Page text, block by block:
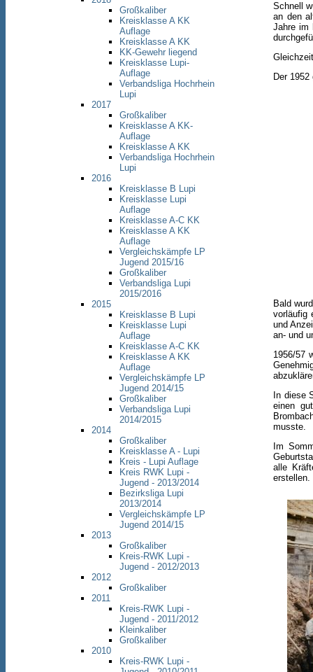
Großkaliber
Kreisklasse A KK
Auflage
Kreisklasse A KK
KK-Gewehr liegend
Kreisklasse Lupi-
Auflage
Verbandsliga Hochrhein
Lupi
2017
Großkaliber
Kreisklasse A KK-
Auflage
Kreisklasse A KK
Verbandsliga Hochrhein
Lupi
2016
Kreisklasse B Lupi
Kreisklasse Lupi
Auflage
Kreisklasse A-C KK
Kreisklasse A KK
Auflage
Vergleichskämpfe LP
Jugend 2015/16
Großkaliber
Verbandsliga Lupi
2015/2016
2015
Kreisklasse B Lupi
Kreisklasse Lupi
Auflage
Kreisklasse A-C KK
Kreisklasse A KK
Auflage
Vergleichskämpfe LP
Jugend 2014/15
Großkaliber
Verbandsliga Lupi
2014/2015
2014
Großkaliber
Kreisklasse A - Lupi
Kreis - Lupi Auflage
Kreis RWK Lupi -
Jugend - 2013/2014
Bezirksliga Lupi
2013/2014
Vergleichskämpfe LP
Jugend 2014/15
2013
Großkaliber
Kreis-RWK Lupi -
Jugend - 2012/2013
2012
Großkaliber
2011
Kreis-RWK Lupi -
Jugend - 2011/2012
Kleinkaliber
Großkaliber
2010
Kreis-RWK Lupi -
Schnell
an den
Jahre im
Der
Bald
vorläufig
und
an- und
1956/57
In diese
einen
musste.
Im
alle
erstellen.